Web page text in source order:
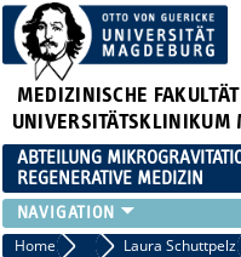
MEDIZINISCHE FAKULTÄT
UNIVERSITÄTSKLINIKUM
ABTEILUNG
REGENERATIVE MEDIZIN
FORSCHUNG
Home Doktorand:innen
Laura Schuttpelz